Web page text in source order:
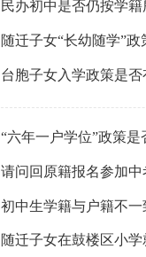
民办初中是否仍按学
随迁子女“长幼随学”
台胞子女入学政策是否
“六年一户学位”政策是
请问回原籍报名参加中
初中生学籍与户籍不
随迁子女在鼓楼区小